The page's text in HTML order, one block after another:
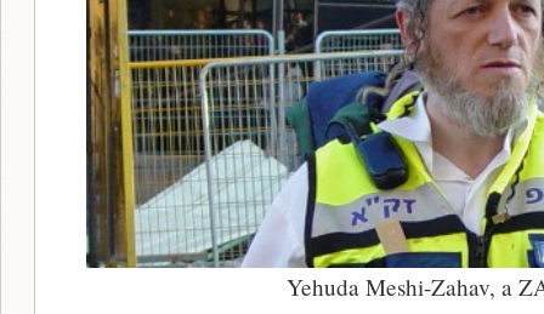
Yehuda Meshi-Zahav, a